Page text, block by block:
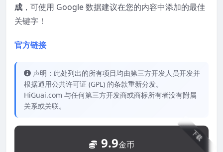
成 ，可使用 Google 数据建议在您的内容中添加的最佳
关键字！
官方链接
声明：此处列出的所有项目均由第三方开发人员开发并
根据通用公共许可证 (GPL) 的条款重新分发。
HiGuai.com 与任何第三方开发商或商标所有者没有附属
关系或关联。
下载
9.9金币